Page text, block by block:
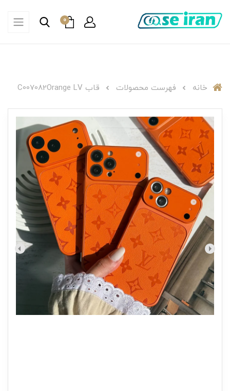
0
خانه فهرست محصولات قاب C007082Orange LV